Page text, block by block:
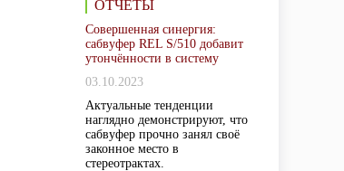
ОТЧЕТЫ
Совершенная синергия:
сабвуфер REL S/510 добавит
утончённости в систему
03.10.2023
Актуальные тенденции
наглядно демонстрируют, что
сабвуфер прочно занял своё
законное место в
стереотрактах.